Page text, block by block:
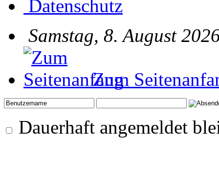
Datenschutz
Samstag, 8. August
Zum
Dauerhaft angemeldet